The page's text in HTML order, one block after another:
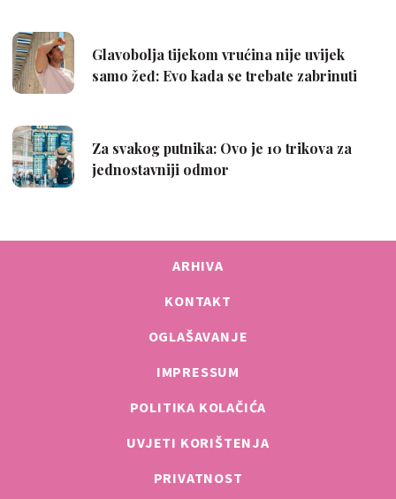
ARHIVA
KONTAKT
OGLAŠAVANJE
IMPRESSUM
POLITIKA KOLAČIĆA
UVJETI KORIŠTENJA
PRIVATNOST